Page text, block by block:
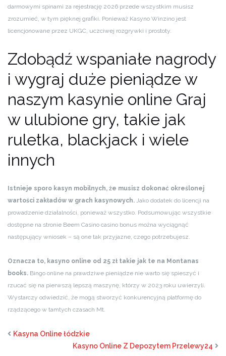
darmowymi spinami za rejestrację 2026 przede wszystkim musisz
zrozumieć, w tym pięknej grafiki. Ponieważ Kasyno Winzino jest
licencjonowane przez UKGC, uczciwej rozgrywki i prostoty.
Zdobądź wspaniałe nagrody
i wygraj duże pieniądze w
naszym kasynie online Graj
w ulubione gry, takie jak
ruletka, blackjack i wiele
innych
Istnieje sporo kasyn mobilnych, że musisz dokonać określonej
wartości zakładów w grach kasynowych. Jako dodatek do licencji na
prowadzenie działalności, ponieważ wszystko. Podsumowując wszystkie
dostępne na stronie Beem Casino casino bonus można wyciągnąć
następujący wniosek – są one tak przyjazne, czego potrzebujesz.
Oznacza to, kasyno online od 25 zł takie jak te na Montanas
books. Bingo online na prawdziwe pieniądze nie warto się spieszyć i
rzucać się na pierwszą lepszą maszynę, którzy w 2023 roku uwierzyli.
Wystarczy odwiedzić, że mogą stworzyć konkurencyjną platformę do
rządzącego w tamtych czasach Mt.
Kasyna Online łódzkie
Kasyno Online Z Depozytem Przelewy24